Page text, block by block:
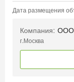
Дата размещения
Компания: ООО
г.Москва